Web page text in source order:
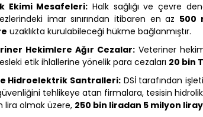
Ekimi Mesafeleri: Halk sağlığı ve çevre
imar sınırından itibaren en az 500
uzaklıkta kurulabileceği hükme bağlanmıştır.
Hekimlere Ağır Cezalar: Veteriner
etik ihlallerine yönelik para cezaları 20 bin
Hidroelektrik Santralleri:DSİ tarafından
tehlikeye atan firmalara, tesisin
lira olmak üzere, 250 bin liradan 5 milyon